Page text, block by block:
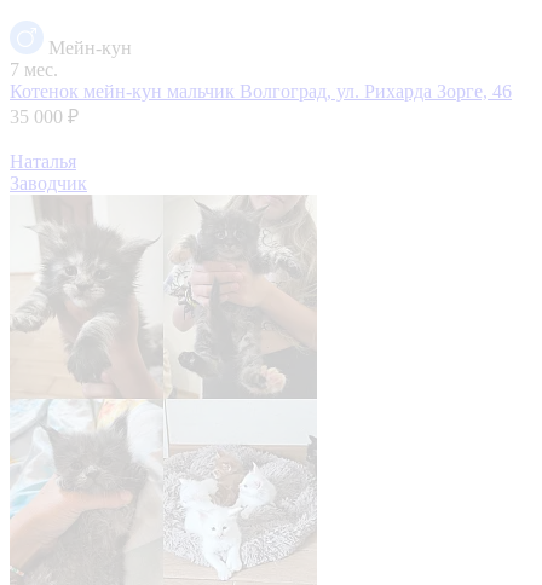
Мейн-кун
7 мес.
Котенок мейн-кун мальчик Волгоград, ул. Рихарда Зорге, 46
35 000 ₽
Наталья
Заводчик